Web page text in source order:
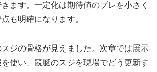
ます。一定化は期待値のブレを小さく
も明確になります。
ジの骨格が見えました。次章では展示
使い、競艇のスジを現場でどう更新す